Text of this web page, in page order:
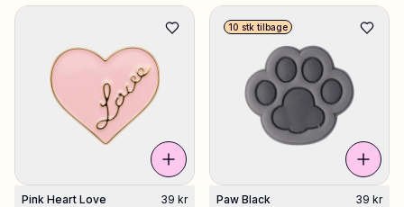
Pink Heart Love 39 kr Paw Black 39 kr
10 stk tilbage